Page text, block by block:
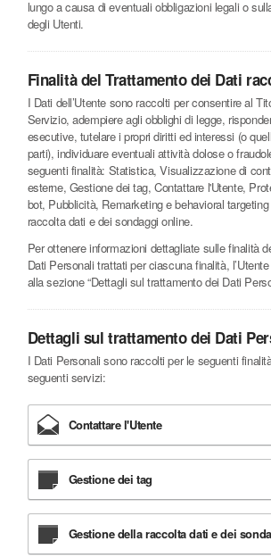
lungo a causa di eventuali obbligazioni legali o
degli Utenti.
Finalità del Trattamento dei Dati
I Dati dell’Utente sono raccolti per consentire al
Servizio, adempiere agli obblighi di legge,
esecutive, tutelare i propri diritti ed interessi (o
parti), individuare eventuali attività dolose o
seguenti finalità: Statistica, Visualizzazione di
esterne, Gestione dei tag, Contattare l'Utente,
bot, Pubblicità, Remarketing e behavioral
raccolta dati e dei sondaggi online.
Per ottenere informazioni dettagliate sulle finalità
Dati Personali trattati per ciascuna finalità,
alla sezione “Dettagli sul trattamento dei Dati
Dettagli sul trattamento dei Dati
I Dati Personali sono raccolti per le seguenti
seguenti servizi:
Contattare l'Utente
Gestione dei tag
Gestione della raccolta dati e dei